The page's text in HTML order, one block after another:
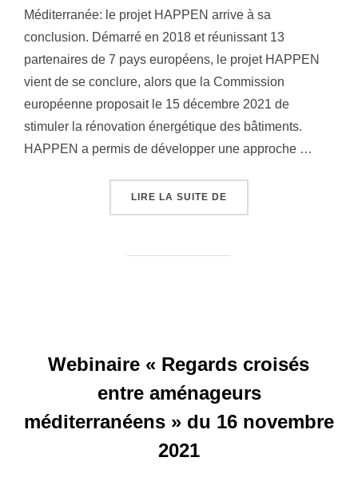
Méditerranée: le projet HAPPEN arrive à sa
conclusion. Démarré en 2018 et réunissant 13
partenaires de 7 pays européens, le projet HAPPEN
vient de se conclure, alors que la Commission
européenne proposait le 15 décembre 2021 de
stimuler la rénovation énergétique des bâtiments.
HAPPEN a permis de développer une approche …
LIRE LA SUITE DE
Webinaire « Regards croisés
entre aménageurs
méditerranéens » du 16 novembre
2021